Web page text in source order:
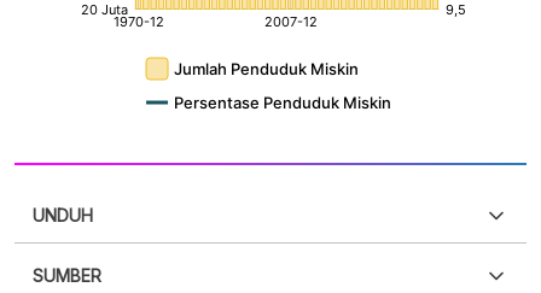
UNDUH
SUMBER